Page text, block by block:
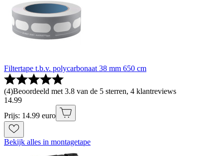
Filtertape t.b.v. polycarbonaat 38 mm 650 cm
(4)Beoordeeld met 3.8 van de 5 sterren, 4 klantreviews
14.99
Prijs: 14.99 euro
Bekijk alles in montagetape